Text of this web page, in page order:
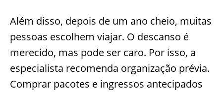
Além disso, depois de um ano cheio, muitas
pessoas escolhem viajar. O descanso é
merecido, mas pode ser caro. Por isso, a
especialista recomenda organização prévia.
Comprar pacotes e ingressos antecipados